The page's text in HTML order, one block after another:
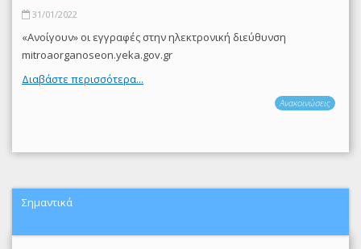
31/01/2022
«Ανοίγουν» οι εγγραφές στην ηλεκτρονική διεύθυνση
mitroaorganoseon.yeka.gov.gr
Διαβάστε περισσότερα...
Ανακοινώσεις
Σημαντικά